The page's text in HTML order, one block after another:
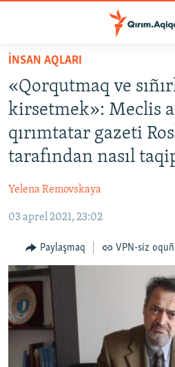
Esas
qaytmaq
Baş
navigatsiyağa
qaytmaq
Qıdıruvğa
SİYASET
İQTİSADİYAT
CEMİYET
VİDEO
SÜRET
BLOGLAR
FİKİR
Русский
Українською
İNSAN AQLARI
«Qorqutmaq ve
kirsetmek»: Meclis
qırımtatar gazeti
tarafından nasıl
Yelena Removskaya
03 aprel 2021, 23:02
Paylaşmaq VPN-siz